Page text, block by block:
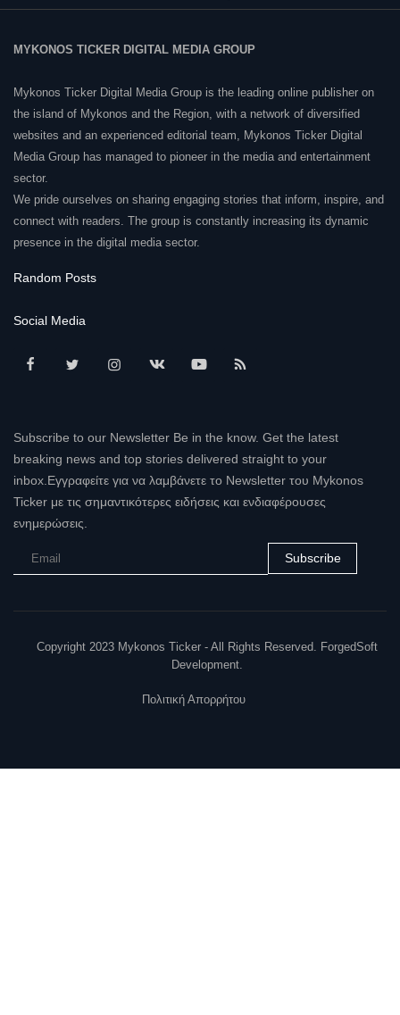
MYKONOS TICKER DIGITAL MEDIA GROUP
Mykonos Ticker Digital Media Group is the leading online publisher on
the island of Mykonos and the Region, with a network of diversified
websites and an experienced editorial team, Mykonos Ticker Digital
Media Group has managed to pioneer in the media and entertainment
sector.
We pride ourselves on sharing engaging stories that inform, inspire, and
connect with readers. The group is constantly increasing its dynamic
presence in the digital media sector.
Random Posts
Social Media
Subscribe to our Newsletter Be in the know. Get the latest
breaking news and top stories delivered straight to your
inbox.Εγγραφείτε για να λαμβάνετε το Newsletter του Mykonos
Ticker με τις σημαντικότερες ειδήσεις και ενδιαφέρουσες
ενημερώσεις.
Subscribe
Copyright 2023 Mykonos Ticker - All Rights Reserved. ForgedSoft
Development.
Πολιτική Απορρήτου